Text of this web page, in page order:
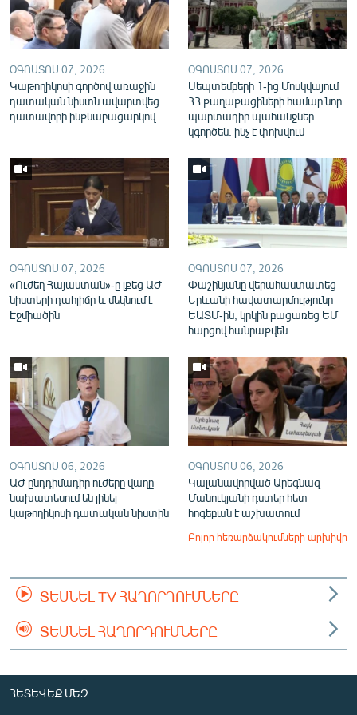
English
Русский
ՀԵՏԵՎԵՔ ՄԵԶ
«Ազատության» բոլոր կայքերը
ՕԳՈՍՏՈՍ 07, 2026
Կաթողիկոսի գործով առաջին
դատական նիստն ավարտվեց
դատավորի ինքնաբացարկով
ՕԳՈՍՏՈՍ 07, 2026
Սեպտեմբերի 1-ից Մոսկվայում
ՀՀ քաղաքացիների համար նոր
պարտադիր պահանջներ
կգործեն. ինչ է փոխվում
ՕԳՈՍՏՈՍ 07, 2026
«Ուժեղ Հայաստան»-ը լքեց ԱԺ
նիստերի դահլիճը և մեկնում է
Էջմիածին
ՕԳՈՍՏՈՍ 07, 2026
Փաշինյանը վերահաստատեց
Երևանի հավատարմությունը
ԵԱՏՄ-ին, կրկին բացառեց ԵՄ
հարցով հանրաքվեն
ՕԳՈՍՏՈՍ 06, 2026
ԱԺ ընդդիմադիր ուժերը վաղը
նախատեսում են լինել
կաթողիկոսի դատական նիստին
ՕԳՈՍՏՈՍ 06, 2026
Կալանավորված Արեգնազ
Մանուկյանի դստեր հետ
հոգեբան է աշխատում
Բոլոր հեռարձակումների արխիվը
ՏԵՍՆԵԼ TV ՀԱՂՈՐԴՈՒՄՆԵՐԸ
ՏԵՍՆԵԼ ՀԱՂՈՐԴՈՒՄՆԵՐԸ
ՀԵՏԵՎԵՔ ՄԵԶ